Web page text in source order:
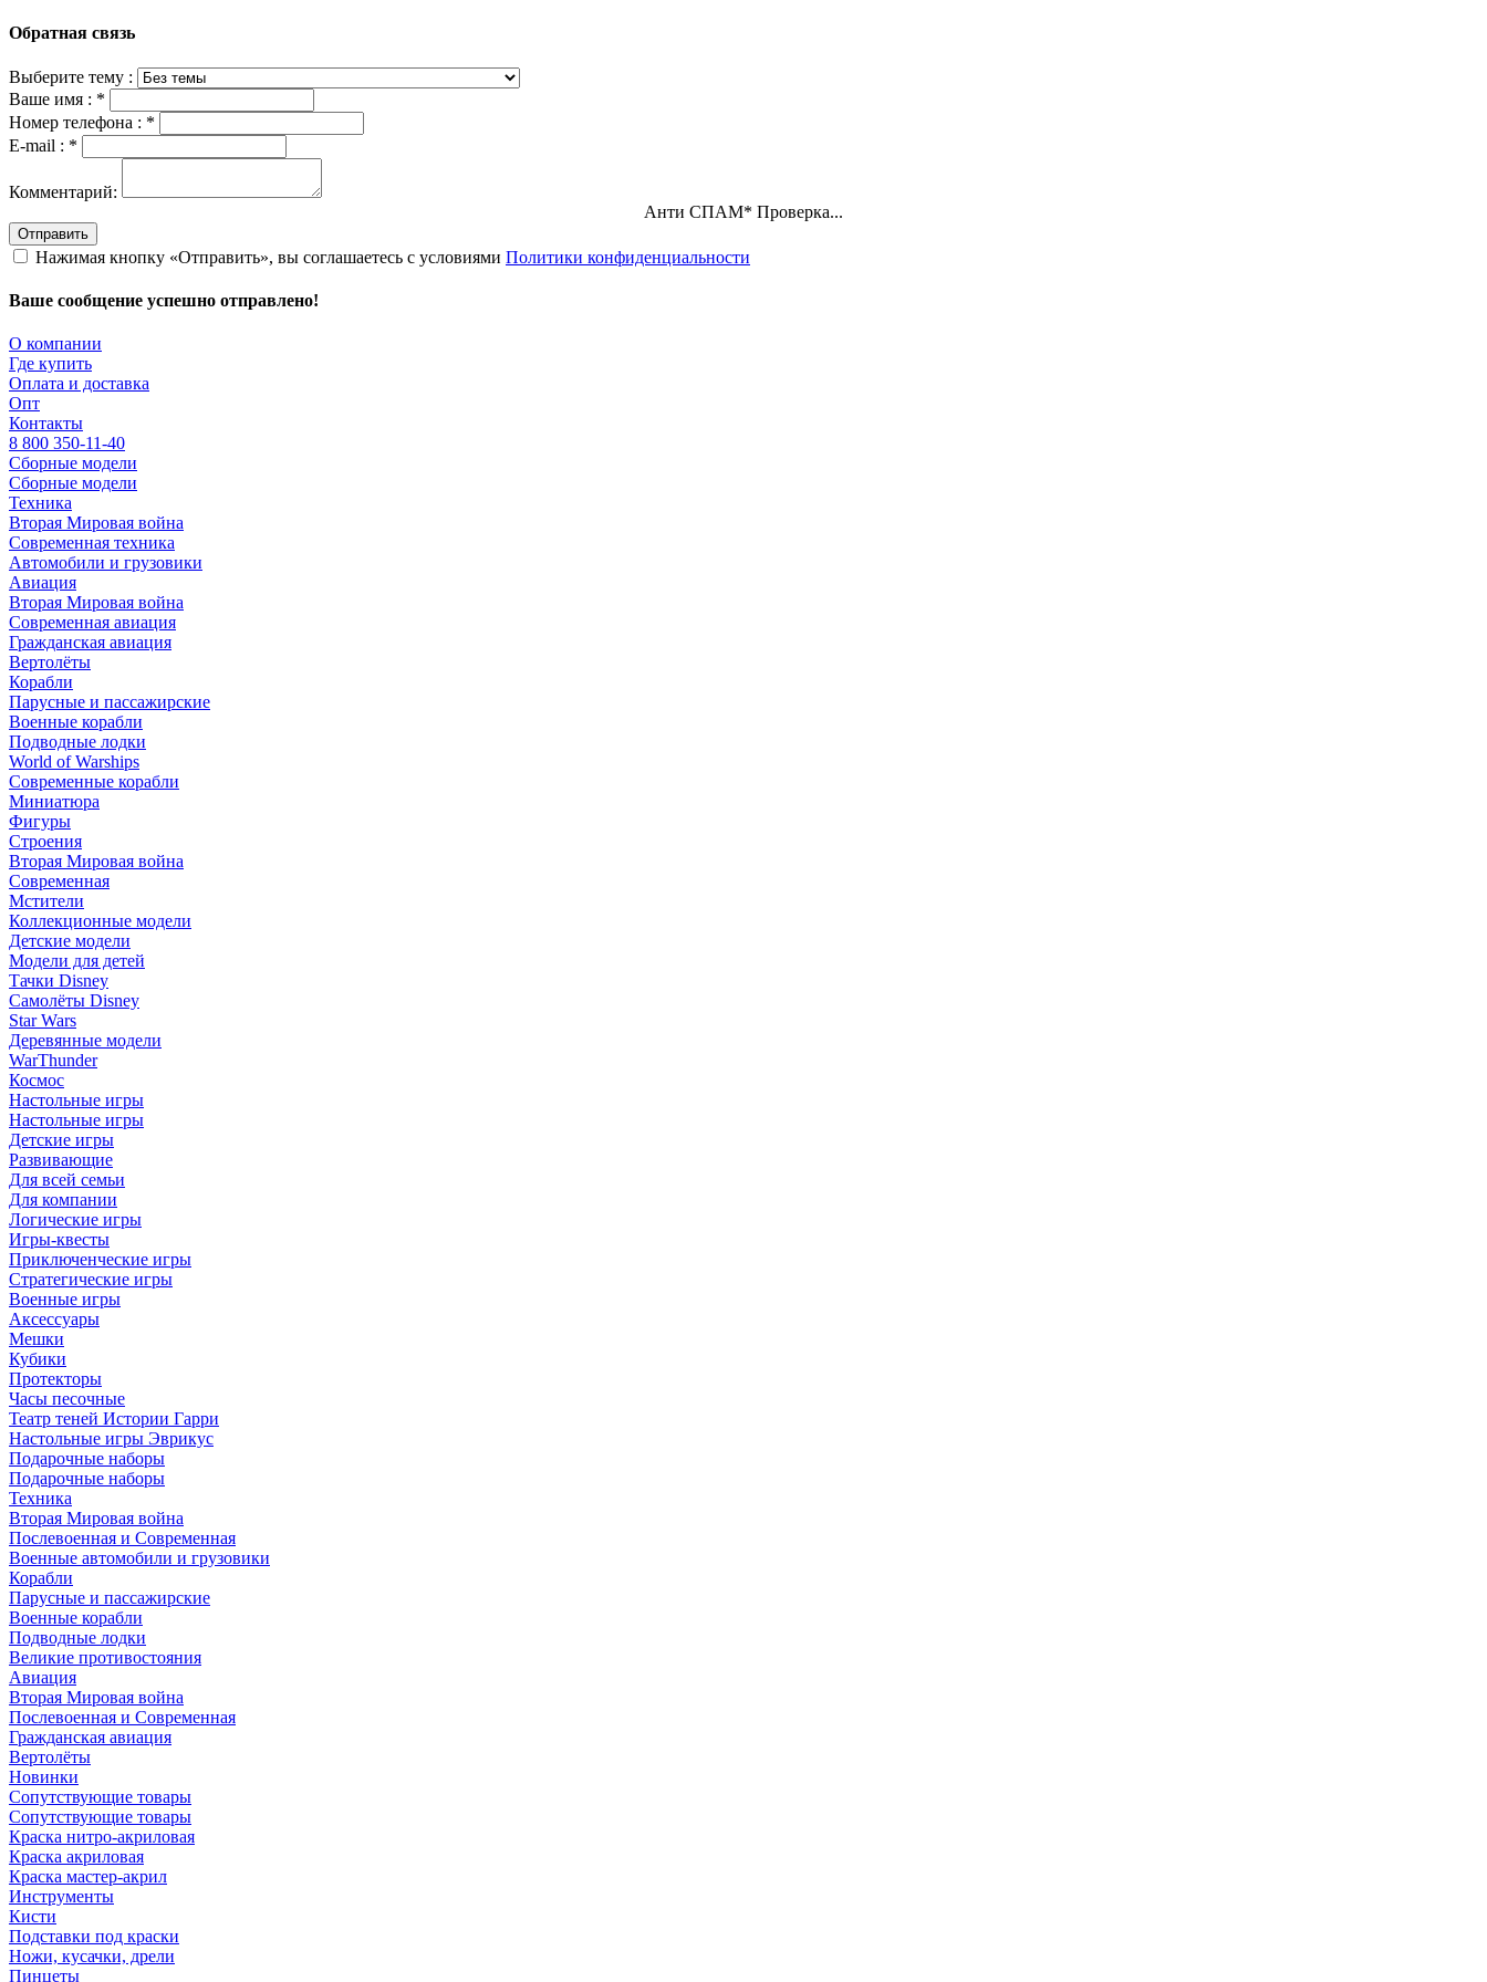
Обратная связь
Выберите тему :
Ваше имя : *
Номер телефона : *
E-mail : *
Комментарий:
Анти СПАМ* Проверка...
Отправить
Нажимая кнопку «Отправить», вы соглашаетесь с условиями Политики конфиденциальности
Ваше сообщение успешно отправлено!
О компании
Где купить
Оплата и доставка
Опт
Контакты
8 800 350-11-40
Сборные модели
Сборные модели
Техника
Вторая Мировая война
Современная техника
Автомобили и грузовики
Авиация
Вторая Мировая война
Современная авиация
Гражданская авиация
Вертолёты
Корабли
Парусные и пассажирские
Военные корабли
Подводные лодки
World of Warships
Современные корабли
Миниатюра
Фигуры
Строения
Вторая Мировая война
Современная
Мстители
Коллекционные модели
Детские модели
Модели для детей
Тачки Disney
Самолёты Disney
Star Wars
Деревянные модели
WarThunder
Космос
Настольные игры
Настольные игры
Детские игры
Развивающие
Для всей семьи
Для компании
Логические игры
Игры-квесты
Приключенческие игры
Стратегические игры
Военные игры
Аксессуары
Мешки
Кубики
Протекторы
Часы песочные
Театр теней Истории Гарри
Настольные игры Эврикус
Подарочные наборы
Подарочные наборы
Техника
Вторая Мировая война
Послевоенная и Современная
Военные автомобили и грузовики
Корабли
Парусные и пассажирские
Военные корабли
Подводные лодки
Великие противостояния
Авиация
Вторая Мировая война
Послевоенная и Современная
Гражданская авиация
Вертолёты
Новинки
Сопутствующие товары
Сопутствующие товары
Краска нитро-акриловая
Краска акриловая
Краска мастер-акрил
Инструменты
Кисти
Подставки под краски
Ножи, кусачки, дрели
Пинцеты